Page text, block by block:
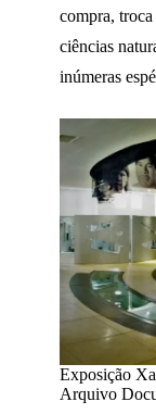
compra,
ciências
inúmeras
Exposição
Arquivo